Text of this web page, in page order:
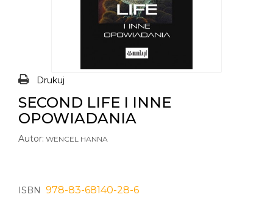
Drukuj
SECOND LIFE I INNE
OPOWIADANIA
Autor: WENCEL HANNA
ISBN 978-83-68140-28-6